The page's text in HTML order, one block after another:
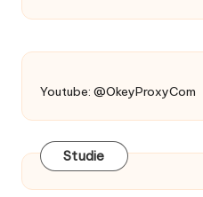
Youtube: @OkeyProxyCom
Studie